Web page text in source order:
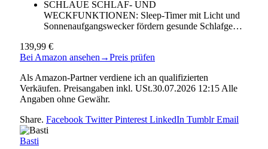
SCHLAUE SCHLAF- UND
WECKFUNKTIONEN: Sleep-Timer mit Licht und
Sonnenaufgangswecker fördern gesunde Schlafge…
139,99 €
Bei Amazon ansehen →Preis prüfen
Als Amazon-Partner verdiene ich an qualifizierten
Verkäufen. Preisangaben inkl. USt.30.07.2026 12:15 Alle
Angaben ohne Gewähr.
Share. Facebook Twitter Pinterest LinkedIn Tumblr Email
Basti